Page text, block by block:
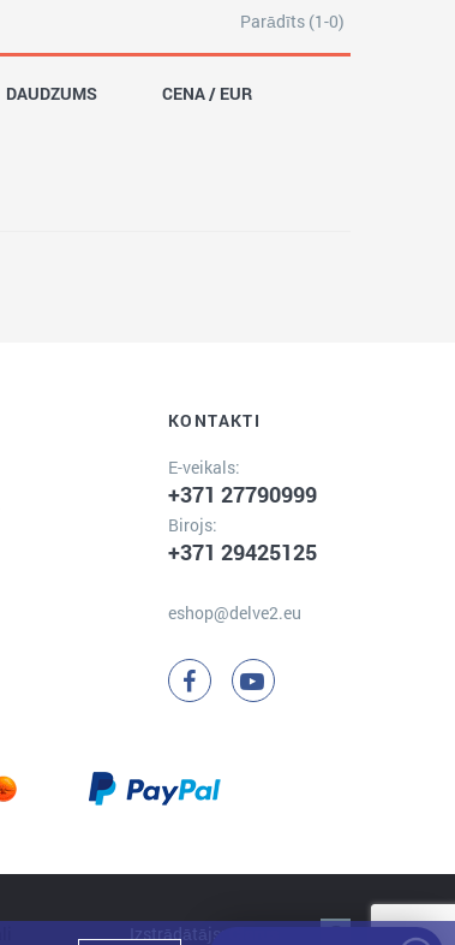
Parādīts (1-0)
DAUDZUMS CENA / EUR
KONTAKTI
E-veikals:
+371 27790999
Birojs:
+371 29425125
eshop@delve2.eu
Izstrādātājs: